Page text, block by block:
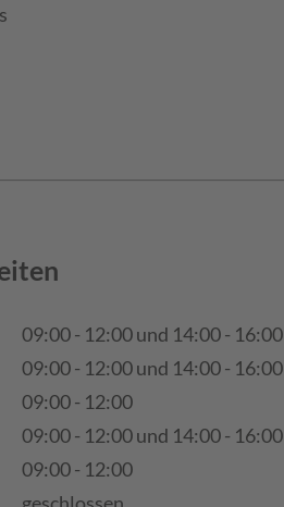
09:00 - 12:00 und 14:00 - 16:00
09:00 - 12:00 und 14:00 - 16:00
09:00 - 12:00
09:00 - 12:00 und 14:00 - 16:00
09:00 - 12:00